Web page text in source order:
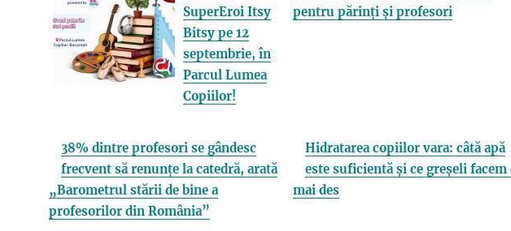
SuperEroi Itsy
Bitsy pe 12
septembrie, în
Parcul Lumea
Copiilor!
pentru părinți și profesori
38% dintre profesori se gândesc
frecvent să renunțe la catedră, arată
„Barometrul stării de bine a
profesorilor din România”
Hidratarea copiilor vara: câtă apă
este suficientă și ce greșeli facem
mai des